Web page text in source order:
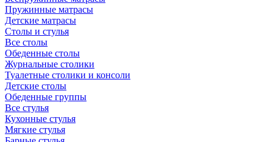
Пружинные матрасы
Детские матрасы
Столы и стулья
Все столы
Обеденные столы
Журнальные столики
Туалетные столики и консоли
Детские столы
Обеденные группы
Все стулья
Кухонные стулья
Мягкие стулья